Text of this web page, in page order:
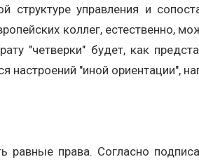
управления и
коллег, естественно,
"четверки" будет, как
настроений "иной ориентации",
права. Согласно